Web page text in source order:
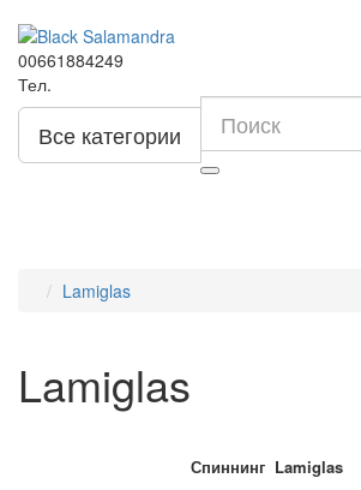
00661884249
Тел.
Все категории
Lamiglas
Lamiglas
Спиннинг Lamiglas